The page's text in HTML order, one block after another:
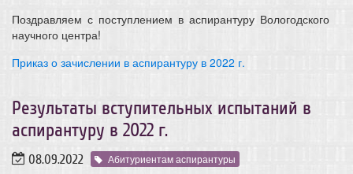
Поздравляем с поступлением в аспирантуру Вологодского
научного центра!
Приказ о зачислении в аспирантуру в 2022 г.
Результаты вступительных испытаний в
аспирантуру в 2022 г.
08.09.2022 Абитуриентам аспирантуры